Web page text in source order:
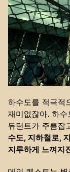
하수도를 적극적
재미없잖아. 하
뮤턴트가 주름잡
수도, 지하철로,
지루하게 느껴지